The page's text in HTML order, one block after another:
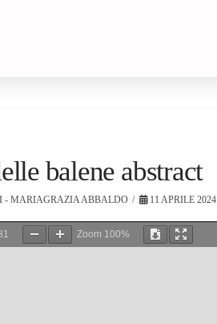
balene abstract
- MARIAGRAZIA ABBALDO 11 APRILE 2024
Zoom 100%